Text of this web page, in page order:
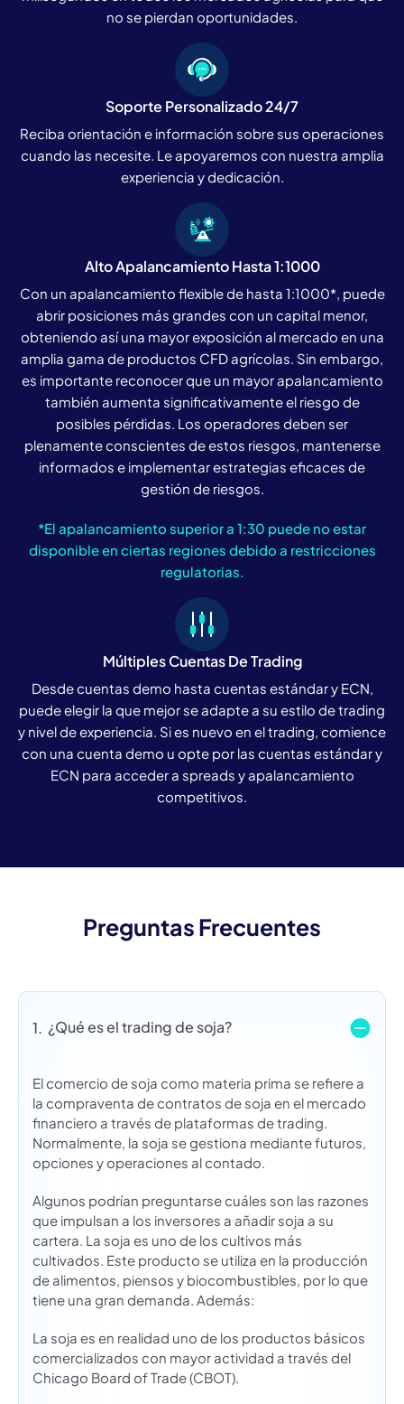
no se pierdan oportunidades.
Soporte Personalizado 24/7
Reciba orientación e información sobre sus operaciones
cuando las necesite. Le apoyaremos con nuestra amplia
experiencia y dedicación.
Alto Apalancamiento Hasta 1:1000
Con un apalancamiento flexible de hasta 1:1000*, puede
abrir posiciones más grandes con un capital menor,
obteniendo así una mayor exposición al mercado en una
amplia gama de productos CFD agrícolas. Sin embargo,
es importante reconocer que un mayor apalancamiento
también aumenta significativamente el riesgo de
posibles pérdidas. Los operadores deben ser
plenamente conscientes de estos riesgos, mantenerse
informados e implementar estrategias eficaces de
gestión de riesgos.
*El apalancamiento superior a 1:30 puede no estar
disponible en ciertas regiones debido a restricciones
regulatorias.
Múltiples Cuentas De Trading
Desde cuentas demo hasta cuentas estándar y ECN,
puede elegir la que mejor se adapte a su estilo de trading
y nivel de experiencia. Si es nuevo en el trading, comience
con una cuenta demo u opte por las cuentas estándar y
ECN para acceder a spreads y apalancamiento
competitivos.
Preguntas Frecuentes
1. ¿Qué es el trading de soja?
El comercio de soja como materia prima se refiere a
la compraventa de contratos de soja en el mercado
financiero a través de plataformas de trading.
Normalmente, la soja se gestiona mediante futuros,
opciones y operaciones al contado.
Algunos podrían preguntarse cuáles son las razones
que impulsan a los inversores a añadir soja a su
cartera. La soja es uno de los cultivos más
cultivados. Este producto se utiliza en la producción
de alimentos, piensos y biocombustibles, por lo que
tiene una gran demanda. Además:
La soja es en realidad uno de los productos básicos
comercializados con mayor actividad a través del
Chicago Board of Trade (CBOT).